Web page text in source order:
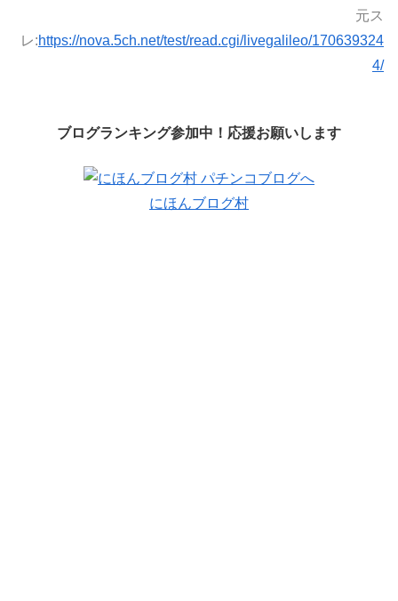
元ス
レ:https://nova.5ch.net/test/read.cgi/livegalileo/170639324
4/
ブログランキング参加中！応援お願いします
にほんブログ村